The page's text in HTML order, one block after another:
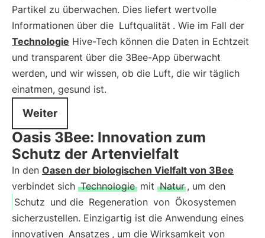
Partikel zu überwachen. Dies liefert wertvolle
Informationen über die Luftqualität . Wie im Fall der
Technologie Hive-Tech können die Daten in Echtzeit
und transparent über die 3Bee-App überwacht
werden, und wir wissen, ob die Luft, die wir täglich
einatmen, gesund ist.
Weiter
Oasis 3Bee: Innovation zum
Schutz der Artenvielfalt
In den Oasen der biologischen Vielfalt von 3Bee
verbindet sich Technologie mit Natur , um den
Schutz und die Regeneration von Ökosystemen
sicherzustellen. Einzigartig ist die Anwendung eines
innovativen Ansatzes , um die Wirksamkeit von